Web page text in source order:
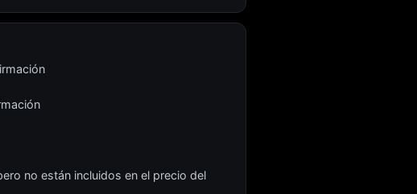
no están incluidos en el precio del